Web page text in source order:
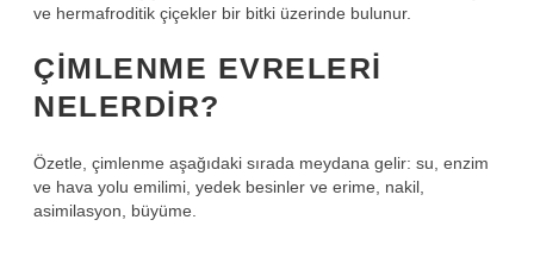
ve hermafroditik çiçekler bir bitki üzerinde bulunur.
ÇIMLENME EVRELERI
NELERDIR?
Özetle, çimlenme aşağıdaki sırada meydana gelir: su, enzim
ve hava yolu emilimi, yedek besinler ve erime, nakil,
asimilasyon, büyüme.